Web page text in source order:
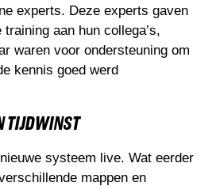
experts. Deze experts gaven
aan hun collega’s,
waren voor ondersteuning om
kennis goed werd
TIJDWINST
systeem live. Wat eerder
mappen en